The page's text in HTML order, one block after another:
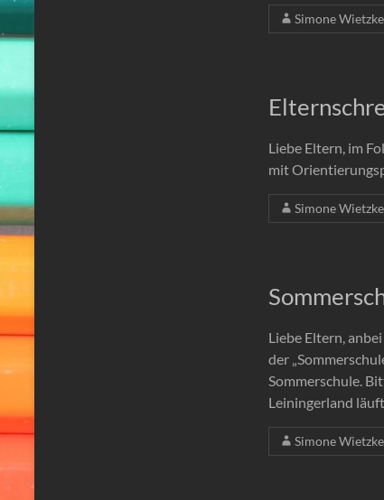
Simone Wietzke
Liebe Eltern, im
mit
Simone Wietzke
Liebe Eltern,
der
Sommerschule.
Leiningerland
Simone Wietzke